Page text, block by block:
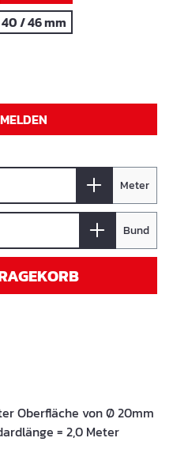
40 / 46 mm
Meter
Bund
Oberfläche von Ø 20mm
= 2,0 Meter